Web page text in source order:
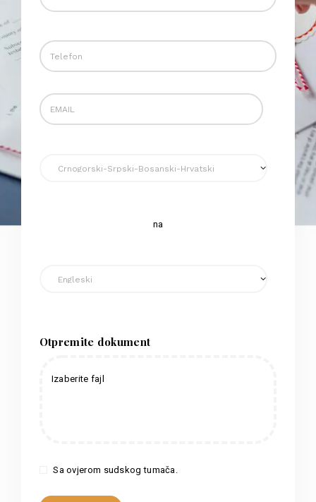
na
Otpremite dokument
Izaberite fajl
Sa ovjerom sudskog tumača.